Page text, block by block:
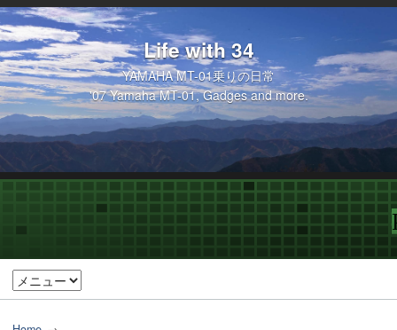
Life with 34
YAMAHA MT-01乗りの日常
'07 Yamaha MT-01, Gadges and more.